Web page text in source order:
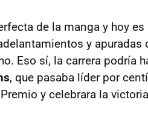
de la manga y hoy
y apuradas
Eso sí, la carrera podría
, que pasaba líder por
y celebrara la